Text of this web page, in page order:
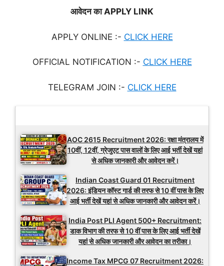
आवेदन का APPLY LINK
APPLY ONLINE :- CLICK HERE
OFFICIAL NOTIFICATION :- CLICK HERE
TELEGRAM JOIN :- CLICK HERE
AOC 2615 Recruitment 2026: रक्षा मंत्रालय में
10वीं, 12वीं, ग्रेजुएट पास वालों के लिए आई भर्ती देखें यहां
से अधिक जानकारी और आवेदन करें।
Indian Coast Guard 01 Recruitment
2026: इंडियन कॉस्ट गार्ड की तरफ से 10 वीं पास के लिए
आई भर्ती देखें यहां से अधिक जानकारी और आवेदन करें।
India Post PLI Agent 500+ Recruitment:
डाक विभाग की तरफ से 10 वीं पास के लिए आई भर्ती देखें
यहां से अधिक जानकारी और आवेदन का तरीका।
Income Tax MPCG 07 Recruitment 2026: